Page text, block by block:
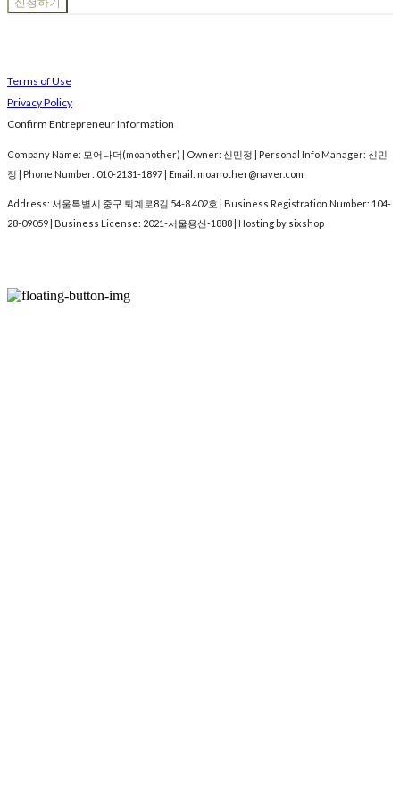
Terms of Use
Privacy Policy
Confirm Entrepreneur Information
Company Name: 모어나더(moanother) | Owner: 신민정 | Personal Info Manager: 신민
정 | Phone Number: 010-2131-1897 | Email: moanother@naver.com
Address: 서울특별시 중구 퇴계로8길 54-8 402호 | Business Registration Number: 104-
28-09059 | Business License: 2021-서울용산-1888 | Hosting by sixshop